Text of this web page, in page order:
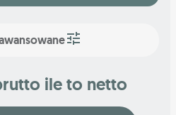
ile to netto